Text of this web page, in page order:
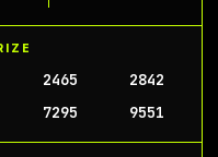
2465
2842
7295 9551